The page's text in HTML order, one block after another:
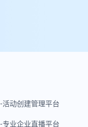
-活动创建管理平台
-专业企业直播平台